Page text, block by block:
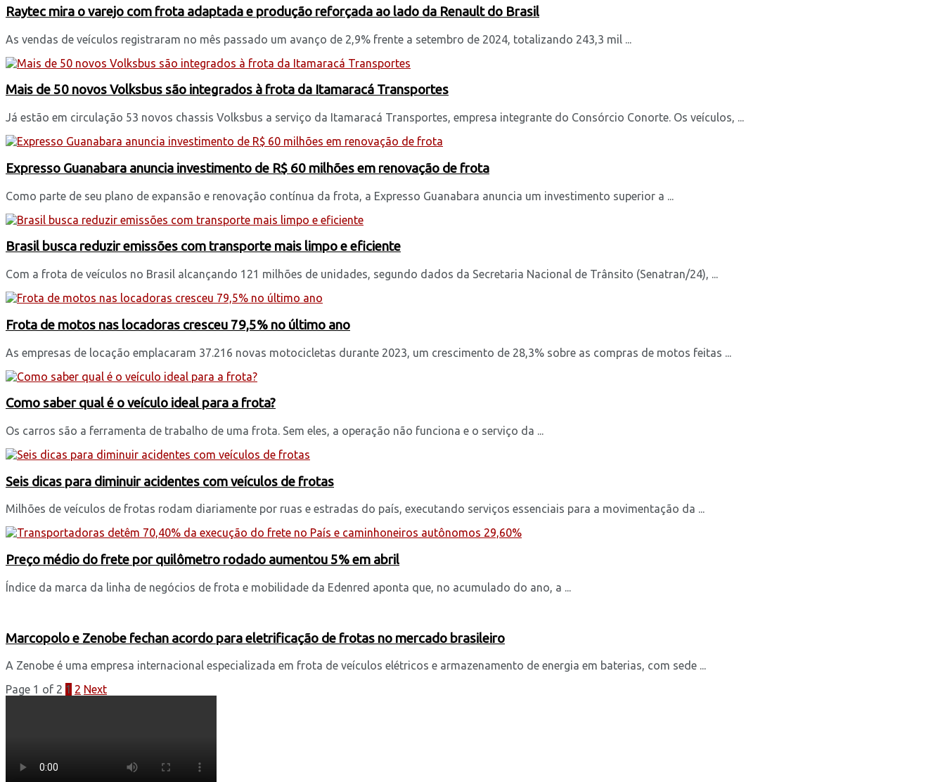
Raytec mira o varejo com frota adaptada e produção reforçada ao lado da Renault do Brasil
As vendas de veículos registraram no mês passado um avanço de 2,9% frente a setembro de 2024, totalizando 243,3 mil ...
Mais de 50 novos Volksbus são integrados à frota da Itamaracá Transportes
Já estão em circulação 53 novos chassis Volksbus a serviço da Itamaracá Transportes, empresa integrante do Consórcio Conorte. Os veículos, ...
Expresso Guanabara anuncia investimento de R$ 60 milhões em renovação de frota
Como parte de seu plano de expansão e renovação contínua da frota, a Expresso Guanabara anuncia um investimento superior a ...
Brasil busca reduzir emissões com transporte mais limpo e eficiente
Com a frota de veículos no Brasil alcançando 121 milhões de unidades, segundo dados da Secretaria Nacional de Trânsito (Senatran/24), ...
Frota de motos nas locadoras cresceu 79,5% no último ano
As empresas de locação emplacaram 37.216 novas motocicletas durante 2023, um crescimento de 28,3% sobre as compras de motos feitas ...
Como saber qual é o veículo ideal para a frota?
Os carros são a ferramenta de trabalho de uma frota. Sem eles, a operação não funciona e o serviço da ...
Seis dicas para diminuir acidentes com veículos de frotas
Milhões de veículos de frotas rodam diariamente por ruas e estradas do país, executando serviços essenciais para a movimentação da ...
Preço médio do frete por quilômetro rodado aumentou 5% em abril
Índice da marca da linha de negócios de frota e mobilidade da Edenred aponta que, no acumulado do ano, a ...
Marcopolo e Zenobe fechan acordo para eletrificação de frotas no mercado brasileiro
A Zenobe é uma empresa internacional especializada em frota de veículos elétricos e armazenamento de energia em baterias, com sede ...
Page 1 of 2 1 2 Next